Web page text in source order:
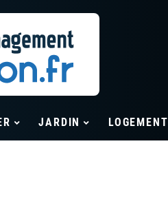
JARDIN LOGEMENT